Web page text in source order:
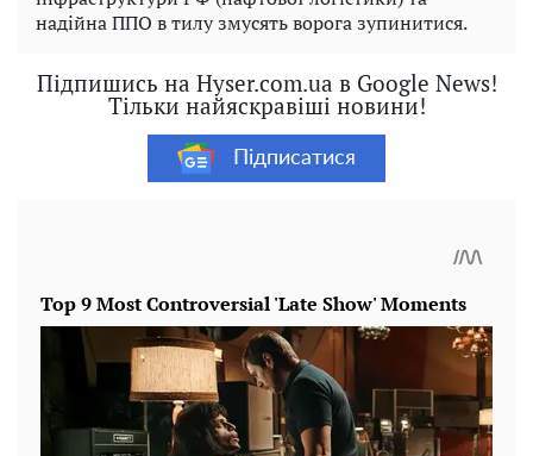
надійна ППО в тилу змусять ворога зупинитися.
Підпишись на Hyser.com.ua в Google News!
Тільки найяскравіші новини!
Підписатися